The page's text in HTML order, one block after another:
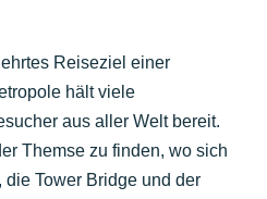
Reiseziel einer
hält viele
aus aller Welt bereit.
Themse zu finden, wo sich
Tower Bridge und der